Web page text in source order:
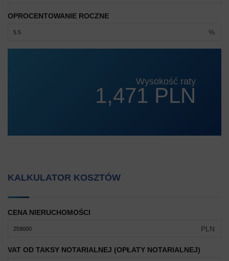
OPROCENTOWANIE ROCZNE
%
Wysokość raty
1,471 PLN
KALKULATOR KOSZTÓW
CENA NIERUCHOMOŚCI
PLN
VAT OD TAKSY NOTARIALNEJ (OPŁATY NOTARIALNEJ)